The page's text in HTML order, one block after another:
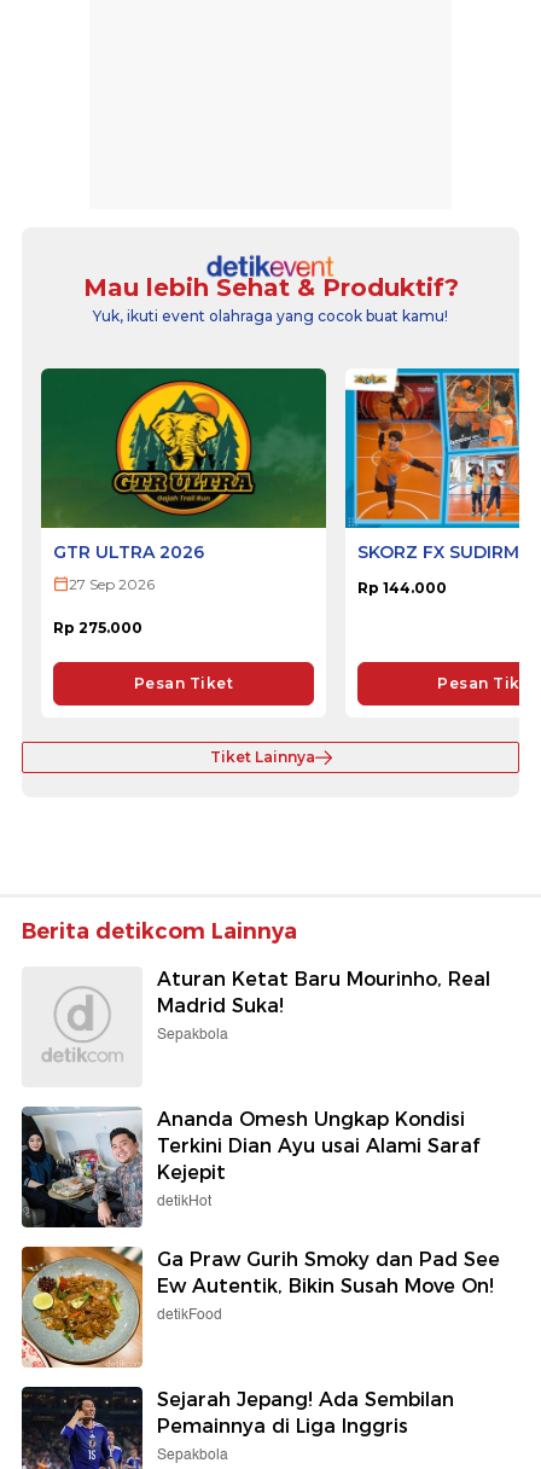
Mau lebih Sehat & Produktif?
Yuk, ikuti event olahraga yang cocok buat kamu!
GTR ULTRA 2026
27 Sep 2026
Rp 275.000
Pesan Tiket
SKORZ FX
Rp 144.000
Pesan Tiket
Tiket Lainnya
Berita detikcom Lainnya
Aturan Ketat Baru Mourinho, Real
Madrid Suka!
Sepakbola
Ananda Omesh Ungkap Kondisi
Terkini Dian Ayu usai Alami Saraf
Kejepit
detikHot
Ga Praw Gurih Smoky dan Pad See
Ew Autentik, Bikin Susah Move On!
detikFood
Sejarah Jepang! Ada Sembilan
Pemainnya di Liga Inggris
Sepakbola